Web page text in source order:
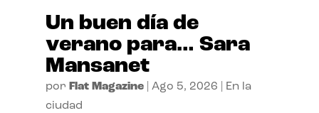
Un buen día de
verano para… Sara
Mansanet
por Flat Magazine| Ago 5, 2026
En la
ciudad